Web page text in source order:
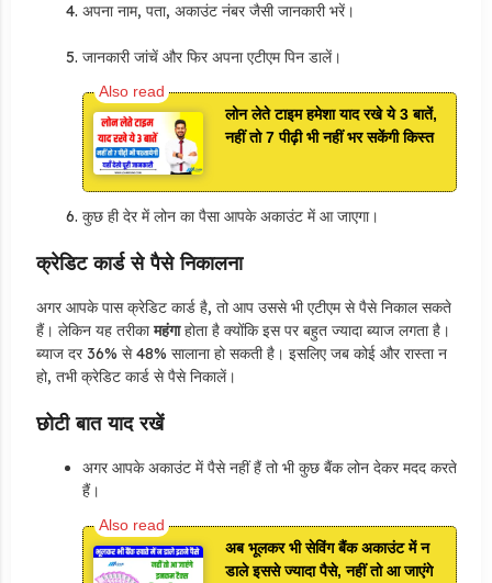
अपना नाम, पता, अकाउंट नंबर जैसी जानकारी भरें।
जानकारी जांचें और फिर अपना एटीएम पिन डालें।
लोन लेते टाइम हमेशा याद रखे ये 3 बातें,
नहीं तो 7 पीढ़ी भी नहीं भर सकेंगी किस्त
कुछ ही देर में लोन का पैसा आपके अकाउंट में आ जाएगा।
क्रेडिट कार्ड से पैसे निकालना
अगर आपके पास क्रेडिट कार्ड है, तो आप उससे भी एटीएम से पैसे निकाल सकते
हैं। लेकिन यह तरीकामहंगाहोता है क्योंकि इस पर बहुत ज्यादा ब्याज लगता है।
ब्याज दर 36% से 48% सालाना हो सकती है। इसलिए जब कोई और रास्ता न
हो, तभी क्रेडिट कार्ड से पैसे निकालें।
छोटी बात याद रखें
अगर आपके अकाउंट में पैसे नहीं हैं तो भी कुछ बैंक लोन देकर मदद करते
हैं।
अब भूलकर भी सेविंग बैंक अकाउंट में न
डाले इससे ज्यादा पैसे, नहीं तो आ जाएंगे